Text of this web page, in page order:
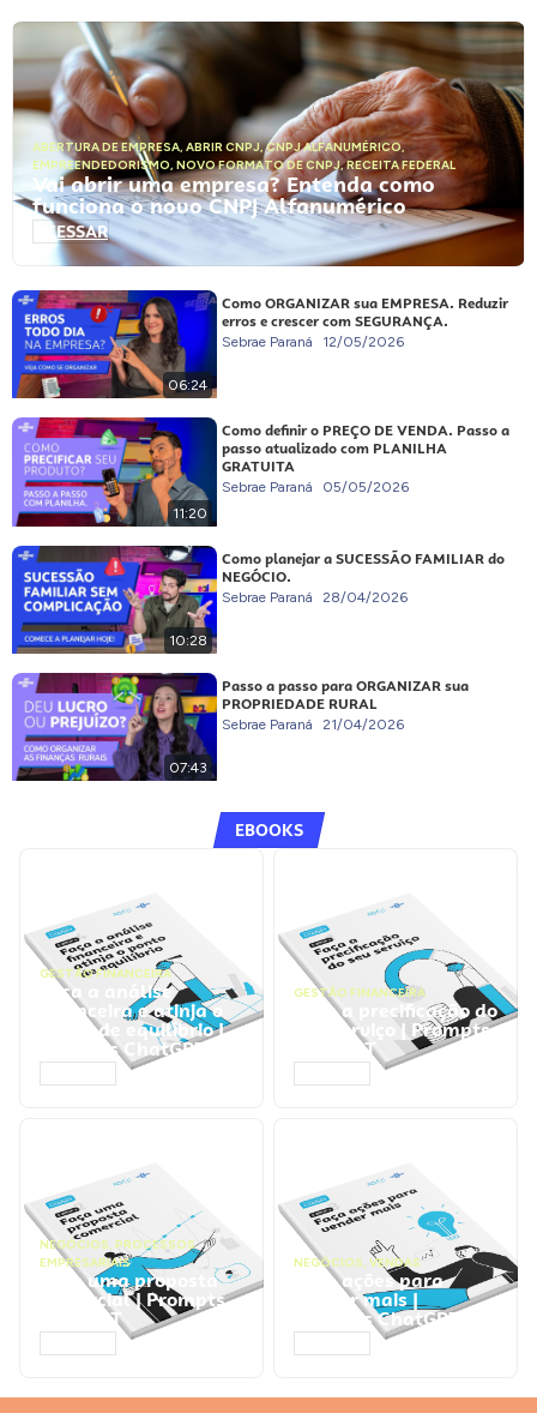
ABERTURA DE EMPRESA, ABRIR CNPJ,CNPJ ALFANUMÉRICO,
EMPREENDEDORISMO, NOVO FORMATO DE CNPJ,RECEITA FEDERAL
Vai abrir uma empresa? Entenda como
funciona o novo CNPJ Alfanumérico
ACESSAR
06:24
Como ORGANIZAR sua EMPRESA. Reduzir
erros e crescer com SEGURANÇA.
Sebrae Paraná 12/05/2026
11:20
Como definir o PREÇO DE VENDA. Passo a
passo atualizado com PLANILHA
GRATUITA
Sebrae Paraná 05/05/2026
10:28
Como planejar a SUCESSÃO FAMILIAR do
NEGÓCIO.
Sebrae Paraná 28/04/2026
07:43
Passo a passo para ORGANIZAR sua
PROPRIEDADE RURAL
Sebrae Paraná 21/04/2026
EBOOKS
GESTÃO FINANCEIRA
Faça a análise
financeira e atinja o
ponto de equilíbrio |
Prompts ChatGPT
GESTÃO FINANCEIRA
Faça a precificação do
seu serviço | Prompts
ChatGPT
NEGÓCIOS, PROCESSOS
EMPRESARIAIS
Faça uma proposta
comercial | Prompts
ChatGPT
NEGÓCIOS, VENDAS
Faça ações para
vender mais |
Prompts ChatGPT